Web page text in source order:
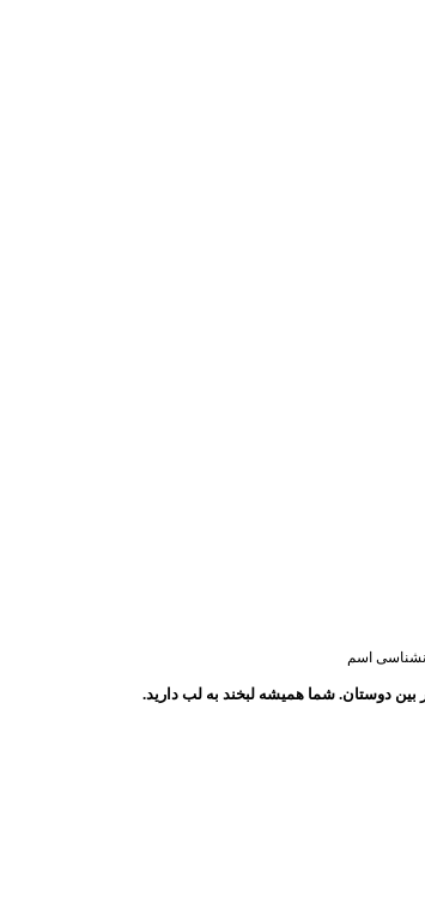
اسم
دوستان. شما همیشه لبخند به لب دارید.